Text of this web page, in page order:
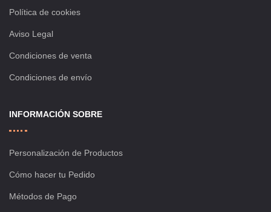
Política de cookies
Aviso Legal
Condiciones de venta
Condiciones de envío
INFORMACIÓN SOBRE
Personalización de Productos
Cómo hacer tu Pedido
Métodos de Pago